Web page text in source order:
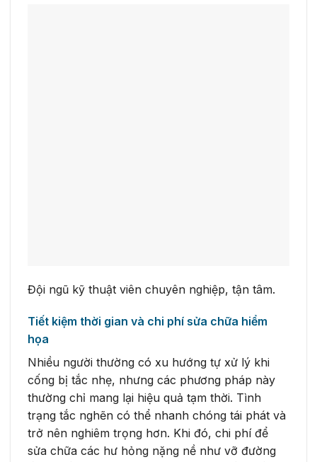
Đội ngũ kỹ thuật viên chuyên nghiệp, tận tâm.
Tiết kiệm thời gian và chi phí sửa chữa hiểm
họa
Nhiều người thường có xu hướng tự xử lý khi
cống bị tắc nhẹ, nhưng các phương pháp này
thường chỉ mang lại hiệu quả tạm thời. Tình
trạng tắc nghẽn có thể nhanh chóng tái phát và
trở nên nghiêm trọng hơn. Khi đó, chi phí để
sửa chữa các hư hỏng nặng nề như vỡ đường